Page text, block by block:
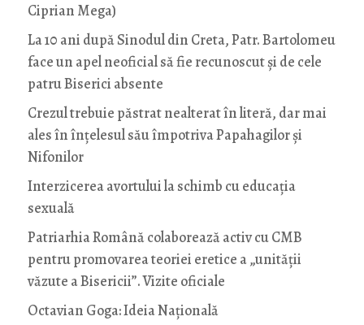
Ciprian Mega)
La 10 ani după Sinodul din Creta, Patr. Bartolomeu
face un apel neoficial să fie recunoscut și de cele
patru Biserici absente
Crezul trebuie păstrat nealterat în literă, dar mai
ales în înțelesul său împotriva Papahagilor și
Nifonilor
Interzicerea avortului la schimb cu educaţia
sexuală
Patriarhia Română colaborează activ cu CMB
pentru promovarea teoriei eretice a „unității
văzute a Bisericii”. Vizite oficiale
Octavian Goga: Ideia Naţională